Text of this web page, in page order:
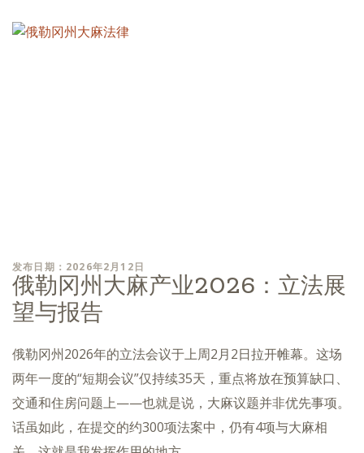
发布日期：2026年2月12日
俄勒冈州大麻产业2026：立法展
望与报告
俄勒冈州2026年的立法会议于上周2月2日拉开帷幕。这场
两年一度的“短期会议”仅持续35天，重点将放在预算缺口、
交通和住房问题上——也就是说，大麻议题并非优先事项。
话虽如此，在提交的约300项法案中，仍有4项与大麻相